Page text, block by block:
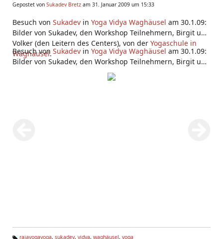
Gepostet von Sukadev Bretz am 31. Januar 2009 um 15:33
Besuch von Sukadev in Yoga Vidya Waghäusel am 30.1.09:
Bilder von Sukadev, den Workshop Teilnehmern, Birgit und
Volker (den Leitern des Centers), von der Yogaschule in
Waghäusel.
Besuch von Sukadev in Yoga Vidya Waghäusel am 30.1.09:
Bilder von Sukadev, den Workshop Teilnehmern, Birgit und
Volker (den Leitern des Centers), von der
rajayogayoga, sukadev, vidya, waghäusel, yoga